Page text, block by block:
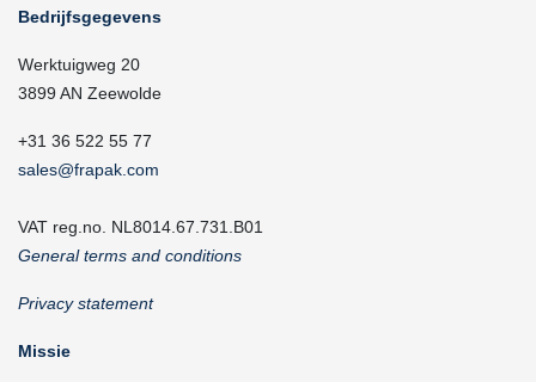
Bedrijfsgegevens
Werktuigweg 20
3899 AN Zeewolde
+31 36 522 55 77
sales@frapak.com
VAT reg.no. NL8014.67.731.B01
General terms and conditions
Privacy statement
Missie